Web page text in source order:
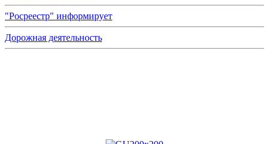
"Росреестр" информирует
Дорожная деятельность